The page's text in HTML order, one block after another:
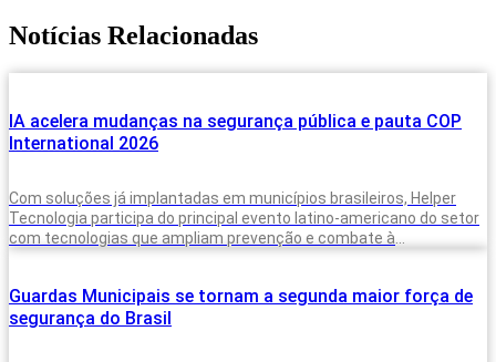
Notícias Relacionadas
IA acelera mudanças na segurança pública e pauta COP
International 2026
Com soluções já implantadas em municípios brasileiros, Helper
Tecnologia participa do principal evento latino-americano do setor
com tecnologias que ampliam prevenção e combate à
Guardas Municipais se tornam a segunda maior força de
segurança do Brasil